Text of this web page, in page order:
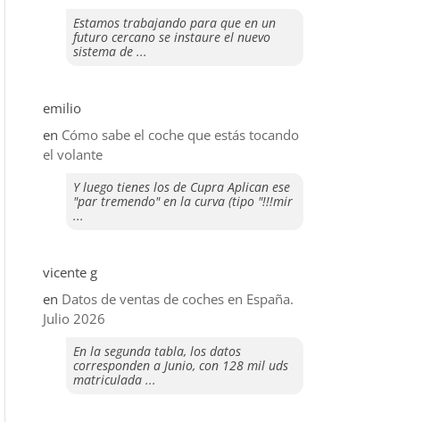
Estamos trabajando para que en un
futuro cercano se instaure el nuevo
sistema de ...
emilio
en ​Cómo sabe el coche que estás tocando
el volante
Y luego tienes los de Cupra Aplican ese
"par tremendo" en la curva (tipo "!!!mir
...
vicente g
en Datos de ventas de coches en España.
Julio 2026
En la segunda tabla, los datos
corresponden a Junio, con 128 mil uds
matriculada ...